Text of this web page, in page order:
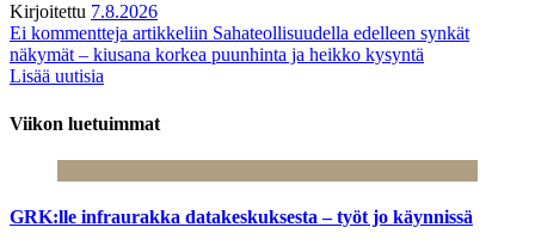
Kirjoitettu 7.8.2026
Ei kommentteja artikkeliin Sahateollisuudella edelleen synkät
näkymät – kiusana korkea puunhinta ja heikko kysyntä
Lisää uutisia
Viikon luetuimmat
GRK:lle infraurakka datakeskuksesta – työt jo käynnissä